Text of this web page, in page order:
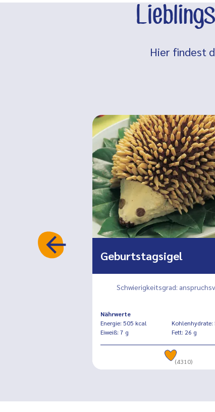
Hier findest
Geburtstagsigel
Schwierigkeitsgrad:
Nährwerte
Energie: 505 kcal
Eiweiß: 7 g
Fett: 26 g
(4310)